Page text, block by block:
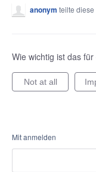
anonym teilte diese
Wie wichtig ist das für
Not at all
Mit anmelden